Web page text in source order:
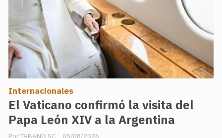
El Vaticano confirmó la visita del
Papa León XIV a la Argentina
TABANO SC
Internacionales
05/08/2026